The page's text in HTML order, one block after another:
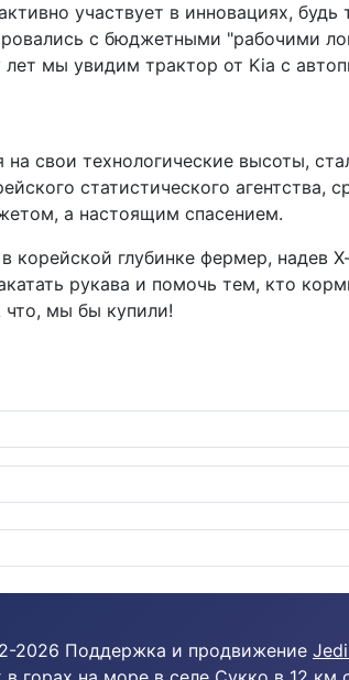
участвует в инновациях,
с бюджетными "рабочими
лет мы увидим трактор от Kia с
свои технологические высоты,
статистического агентства,
а настоящим спасением.
глубинке фермер, надев
рукава и помочь тем, кто
мы бы купили!
2026 Поддержка и продвижение